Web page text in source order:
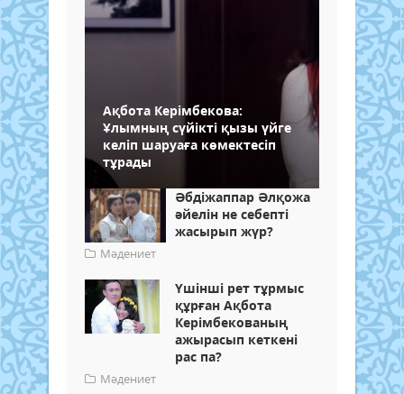
Ақбота Керімбекова:
Ұлымның сүйікті қызы үйге
келіп шаруаға көмектесіп
тұрады
Әбдіжаппар Әлқожа
әйелін не себепті
жасырып жүр?
Мәдениет
Үшінші рет тұрмыс
құрған Ақбота
Керімбекованың
ажырасып кеткені
рас па?
Мәдениет